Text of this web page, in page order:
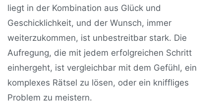
liegt in der Kombination aus Glück und
Geschicklichkeit, und der Wunsch, immer
weiterzukommen, ist unbestreitbar stark. Die
Aufregung, die mit jedem erfolgreichen Schritt
einhergeht, ist vergleichbar mit dem Gefühl, ein
komplexes Rätsel zu lösen, oder ein kniffliges
Problem zu meistern.